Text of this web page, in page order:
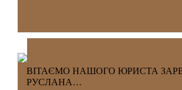
ВІТАЄМО НАШОГО ЮРИСТА
РУСЛАНА…